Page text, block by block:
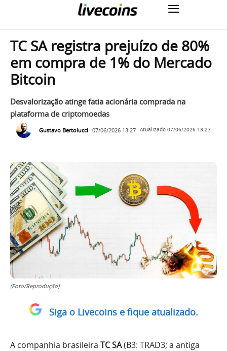
TC SA registra prejuízo de 80%
em compra de 1% do Mercado
Bitcoin
Desvalorização atinge fatia acionária comprada na
plataforma de criptomoedas
Gustavo Bertolucci 07/06/2026 13:27 Atualizado 07/06/2026 13:27
(Foto/Reprodução)
Siga o Livecoins e fique atualizado.
A companhia brasileira TC SA(B3: TRAD3; a antiga